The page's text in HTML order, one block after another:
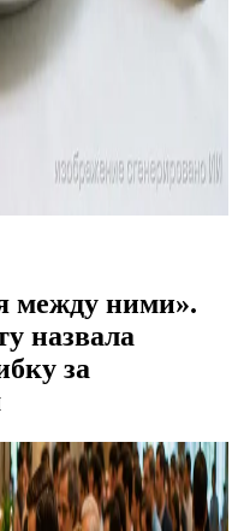
между ними».
назвала
за